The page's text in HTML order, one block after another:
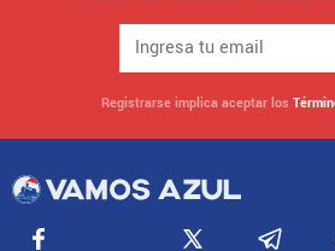
Registrarse implica aceptar los